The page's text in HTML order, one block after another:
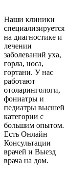
Наши клиники
специализируется
на диагностике и
лечении
заболеваний уха,
горла, носа,
гортани. У нас
работают
отоларингологи,
фониатры и
педиатры высшей
категории с
большим опытом.
Есть Онлайн
Консультации
врачей и Выезд
врача на дом.